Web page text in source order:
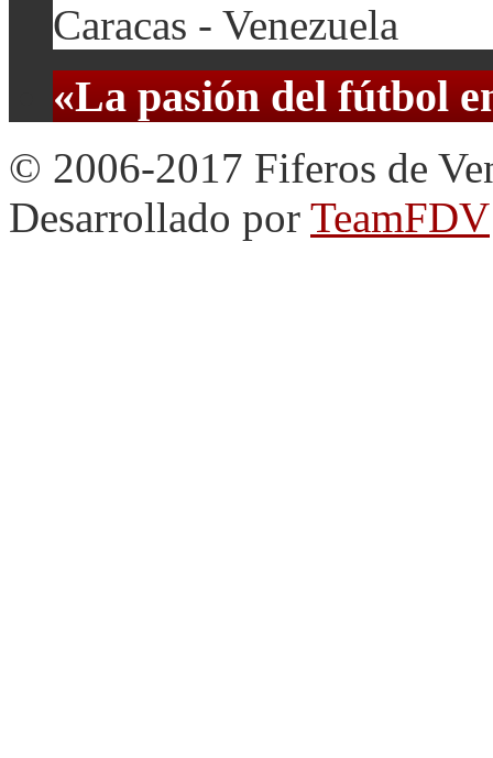
Caracas - Venezuela
«La pasión del fútbol
© 2006-2017 Fiferos de
Desarrollado por TeamFDV